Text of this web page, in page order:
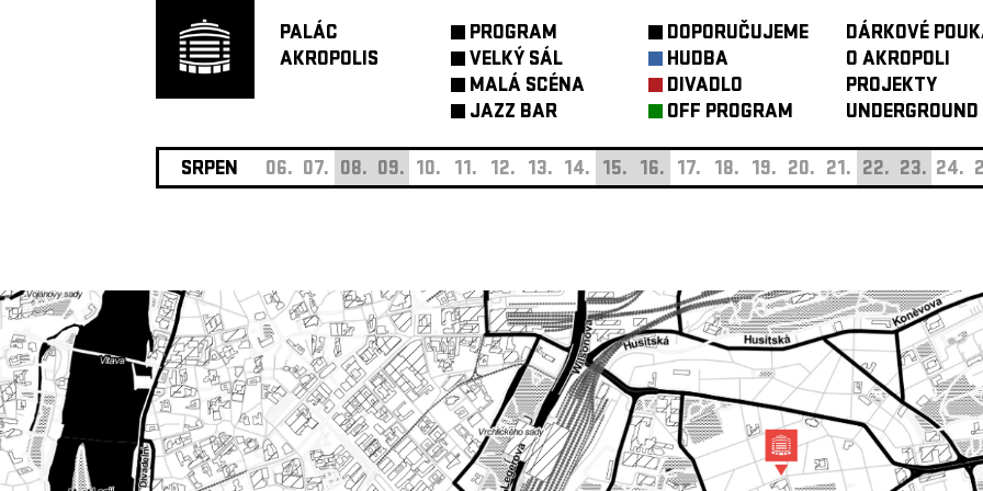
PALÁC
AKROPOLIS
PROGRAM
VELKÝ SÁL
MALÁ SCÉNA
JAZZ BAR
DOPORUČUJEME
HUDBA
DIVADLO
OFF PROGRAM
DÁRKOVÉ
O AKROPOLI
PROJEKTY
UNDERGROUND
SRPEN 06. 07. 08. 09. 10. 11. 12. 13. 14. 15. 16. 17. 18. 19. 20. 21. 22. 23. 24.